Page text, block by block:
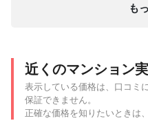
も
近くのマンション
表示している価格は、口コミ
保証できません。
正確な価格を知りたいときは